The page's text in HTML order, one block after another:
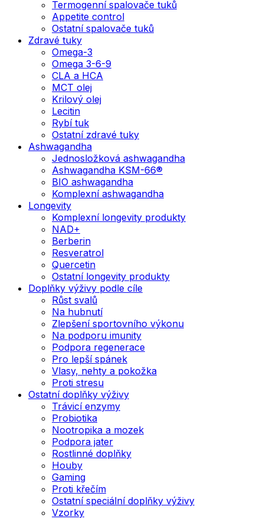
Termogenní spalovače tuků
Appetite control
Ostatní spalovače tuků
Zdravé tuky
Omega-3
Omega 3-6-9
CLA a HCA
MCT olej
Krilový olej
Lecitin
Rybí tuk
Ostatní zdravé tuky
Ashwagandha
Jednosložková ashwagandha
Ashwagandha KSM-66®
BIO ashwagandha
Komplexní ashwagandha
Longevity
Komplexní longevity produkty
NAD+
Berberin
Resveratrol
Quercetin
Ostatní longevity produkty
Doplňky výživy podle cíle
Růst svalů
Na hubnutí
Zlepšení sportovního výkonu
Na podporu imunity
Podpora regenerace
Pro lepší spánek
Vlasy, nehty a pokožka
Proti stresu
Ostatní doplňky výživy
Trávicí enzymy
Probiotika
Nootropika a mozek
Podpora jater
Rostlinné doplňky
Houby
Gaming
Proti křečím
Ostatní speciální doplňky výživy
Vzorky